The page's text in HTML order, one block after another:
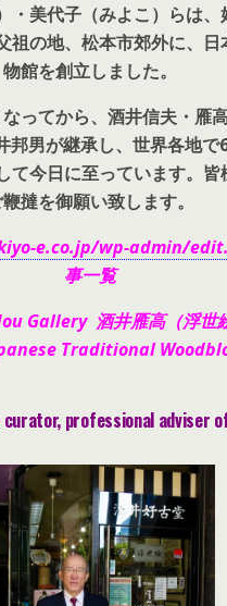
・美代子（みよこ）らは
祖の地、松本市郊外に、日
物館を創立しました。
ってから、酒井信夫・雁
邦男が継承し、世界各地で
て今日に至っています。皆
鞭撻を御願い致します。
e.co.jp/wp-admin/
事一覧
Gallery 酒井雁高（浮世
Traditional
curator, professional adviser